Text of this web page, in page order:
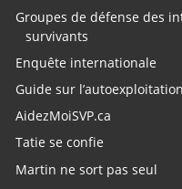
Groupes de défense des
survivants
Enquête internationale
Guide sur
AidezMoiSVP.ca
Tatie se confie
Martin ne sort pas seul